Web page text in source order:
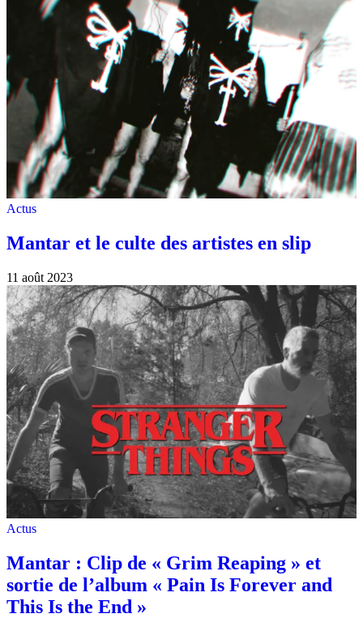
Actus
Mantar et le culte des artistes en slip
11 août 2023
Actus
Mantar : Clip de « Grim Reaping » et
sortie de l’album « Pain Is Forever and
This Is the End »